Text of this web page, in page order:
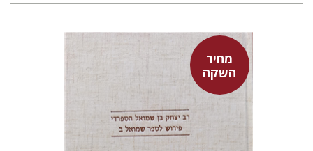
מחיר
השקה
שמעון שטובר